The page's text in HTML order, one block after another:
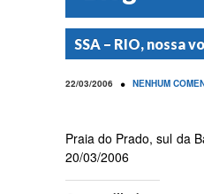
SSA – RIO, nossa
22/03/2006 • NENHUM
Praia do Prado, sul da
20/03/2006